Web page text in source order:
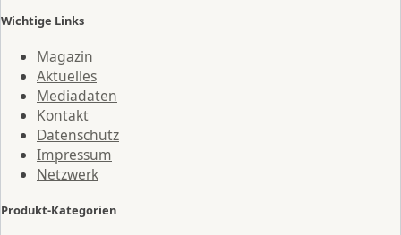
Wichtige Links
Magazin
Aktuelles
Mediadaten
Kontakt
Datenschutz
Impressum
Netzwerk
Produkt-Kategorien